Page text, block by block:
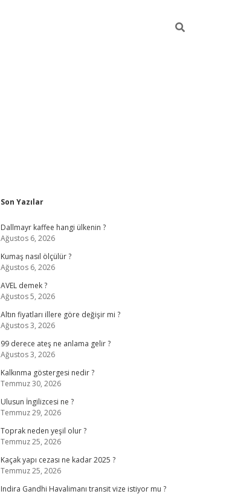
Sidebar
Son Yazılar
Dallmayr kaffee hangi ülkenin ?
Ağustos 6, 2026
Kumaş nasıl ölçülür ?
Ağustos 6, 2026
AVEL demek ?
Ağustos 5, 2026
Altın fiyatları illere göre değişir mi ?
Ağustos 3, 2026
99 derece ateş ne anlama gelir ?
Ağustos 3, 2026
Kalkınma göstergesi nedir ?
Temmuz 30, 2026
Ulusun İngilizcesi ne ?
Temmuz 29, 2026
Toprak neden yeşil olur ?
Temmuz 25, 2026
Kaçak yapı cezası ne kadar 2025 ?
Temmuz 25, 2026
Indira Gandhi Havalimanı transit vize istiyor mu ?